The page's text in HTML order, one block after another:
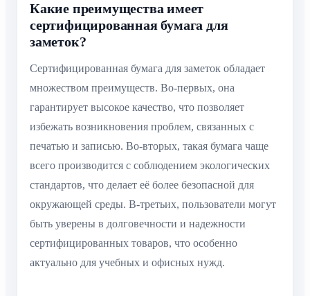
Какие преимущества имеет
сертифицированная бумага для
заметок?
Сертифицированная бумага для заметок обладает
множеством преимуществ. Во-первых, она
гарантирует высокое качество, что позволяет
избежать возникновения проблем, связанных с
печатью и записью. Во-вторых, такая бумага чаще
всего производится с соблюдением экологических
стандартов, что делает её более безопасной для
окружающей среды. В-третьих, пользователи могут
быть уверены в долговечности и надежности
сертифицированных товаров, что особенно
актуально для учебных и офисных нужд.